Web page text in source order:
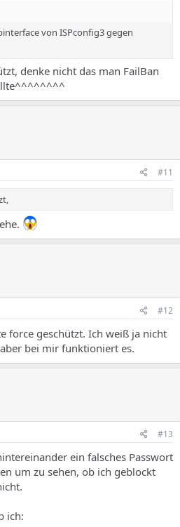
von ISPconfig3 gegen
denke nicht das man FailBan
#11
#12
force geschützt. Ich weiß ja nicht
bei mir funktioniert es.
#13
ein falsches Passwort
um zu sehen, ob ich geblockt
ich: